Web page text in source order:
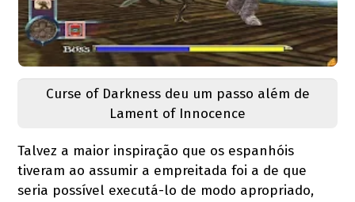
Curse of Darkness deu um passo além de
Lament of Innocence
Talvez a maior inspiração que os espanhóis
tiveram ao assumir a empreitada foi a de que
seria possível executá-lo de modo apropriado,